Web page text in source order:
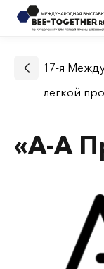
17-я
легкой
«А-А